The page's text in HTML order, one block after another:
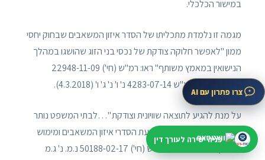
במישור הכלכלי.
מגמה זו נלמדת מתכליתו של הסדר איזון המשאבים שבחוק יחסי
ממון "לאפשר חלוקה צודקת של נכסי בני הזוג שהושגו במהלך
הנישואין במאמץ משותף" ראו: רמ"ש (חי') 22948-11-09
על מנת להגיע לתוצאה שוויונית וצודקת "…לבתי המשפט נותר
שיקול דעת רחב ביחס לקביעת הסדרי איזון המשאבים ומימוש
השיתוף הזוגי…" ראו: עמ"ש (חי') 50188-02-17 נ.מ. נ' ג.מ
צרו פתרון עם AI
פניה ישירה לעורך דין